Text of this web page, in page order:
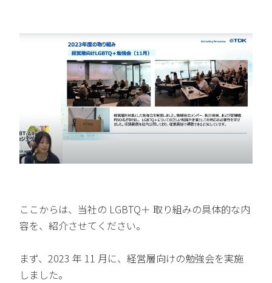
ここからは、当社の LGBTQ＋ 取り組みの具体的な内
容を、紹介させてください。
まず、2023 年 11 月に、経営層向けの勉強会を実施
しました。